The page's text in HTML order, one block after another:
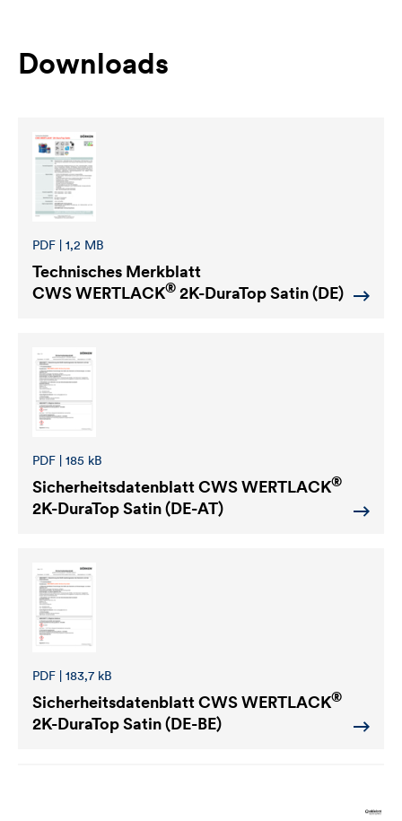
Downloads
PDF | 1,2 MB
Technisches Merkblatt
CWS WERTLACK® 2K-DuraTop Satin (DE)
PDF | 185 kB
SicherheitsdatenblattCWS WERTLACK®
2K-DuraTop Satin (DE-AT)
PDF | 183,7 kB
SicherheitsdatenblattCWS WERTLACK®
2K-DuraTop Satin (DE-BE)